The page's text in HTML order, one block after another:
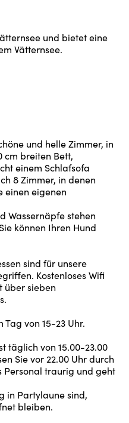
und bietet eine
Vätternsee.
und helle Zimmer, in
cm breiten Bett,
einem Schlafsofa
8 Zimmer, in denen
einen eigenen
Wassernäpfe stehen
können Ihren Hund
sind für unsere
Kostenloses Wifi
über sieben
von 15-23 Uhr.
täglich von 15.00-23.00
Sie vor 22.00 Uhr durch
Personal traurig und geht
in Partylaune sind,
bleiben.